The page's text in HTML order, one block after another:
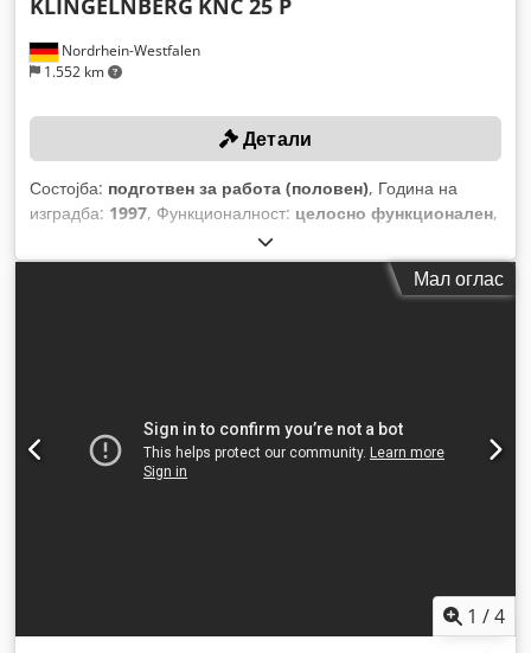
Nordrhein-Westfalen
1.552 km
KLINGELNBERG KNC 25 P
Детали
Состојба: подготвен за работа (половен), Година на
изградба: 1997, Функционалност: целосно функционален,
275 мм
мм, растојание на движење на Х-оската:640 мм, движење
, максимален дијаметар на работното
Мал оглас
1 /4